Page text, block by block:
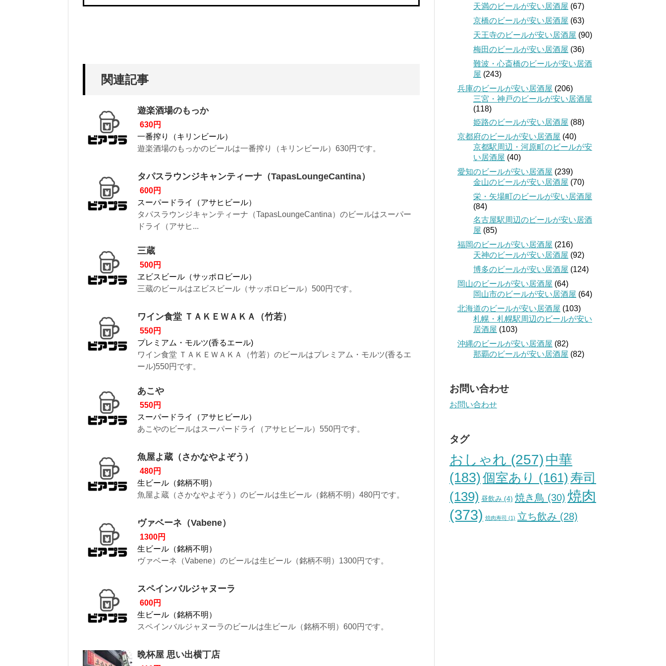
関連記事
遊楽酒場のもっか
630円
一番搾り（キリンビール）
遊楽酒場のもっかのビールは一番搾り（キリンビール）630円です。
タパスラウンジキャンティーナ（TapasLoungeCantina）
600円
スーパードライ（アサヒビール）
タパスラウンジキャンティーナ（TapasLoungeCantina）のビールはスーパー
ドライ（アサヒ...
三蔵
500円
ヱビスビール（サッポロビール）
三蔵のビールはヱビスビール（サッポロビール）500円です。
ワイン食堂 ＴＡＫＥＷＡＫＡ（竹若）
550円
プレミアム・モルツ(香るエール)
ワイン食堂 ＴＡＫＥＷＡＫＡ（竹若）のビールはプレミアム・モルツ(香るエ
ール)550円です。
あこや
550円
スーパードライ（アサヒビール）
あこやのビールはスーパードライ（アサヒビール）550円です。
魚屋よ蔵（さかなやよぞう）
480円
生ビール（銘柄不明）
魚屋よ蔵（さかなやよぞう）のビールは生ビール（銘柄不明）480円です。
ヴァベーネ（Vabene）
1300円
生ビール（銘柄不明）
ヴァベーネ（Vabene）のビールは生ビール（銘柄不明）1300円です。
スペインバルジャヌーラ
600円
生ビール（銘柄不明）
スペインバルジャヌーラのビールは生ビール（銘柄不明）600円です。
晩杯屋 思い出横丁店
天満のビールが安い居酒屋 (67)
京橋のビールが安い居酒屋 (63)
天王寺のビールが安い居酒屋 (90)
梅田のビールが安い居酒屋 (36)
難波・心斎橋のビールが安い居酒
屋 (243)
兵庫のビールが安い居酒屋 (206)
三宮・神戸のビールが安い居酒屋
(118)
姫路のビールが安い居酒屋 (88)
京都府のビールが安い居酒屋 (40)
京都駅周辺・河原町のビールが安
い居酒屋 (40)
愛知のビールが安い居酒屋 (239)
金山のビールが安い居酒屋 (70)
栄・矢場町のビールが安い居酒屋
(84)
名古屋駅周辺のビールが安い居酒
屋 (85)
福岡のビールが安い居酒屋 (216)
天神のビールが安い居酒屋 (92)
博多のビールが安い居酒屋 (124)
岡山のビールが安い居酒屋 (64)
岡山市のビールが安い居酒屋 (64)
北海道のビールが安い居酒屋 (103)
札幌・札幌駅周辺のビールが安い
居酒屋 (103)
沖縄のビールが安い居酒屋 (82)
那覇のビールが安い居酒屋 (82)
お問い合わせ
お問い合わせ
タグ
おしゃれ (257) 中華
(183)個室あり (161) 寿司
(139) 昼飲み (4) 焼き鳥 (30) 焼肉
(373) 焼肉寿司 (1) 立ち飲み (28)